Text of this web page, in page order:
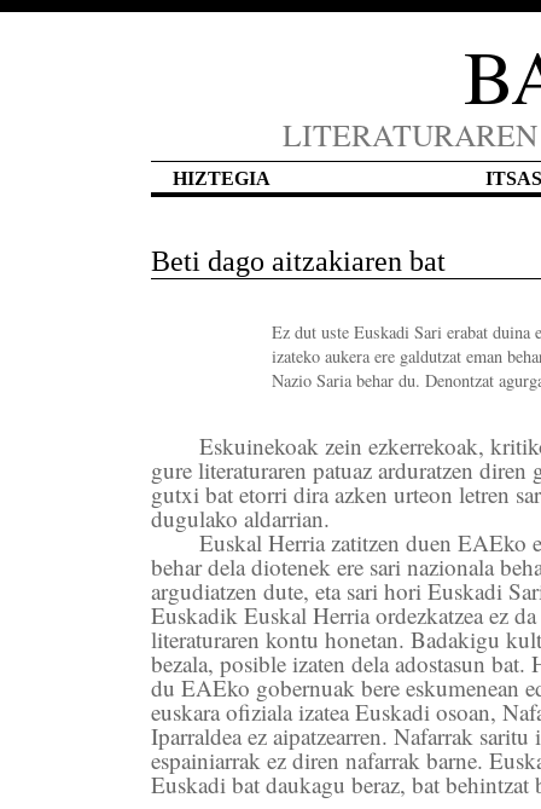
HIZTEGIA
Beti dago aitzakiaren bat
Ez dut uste Euskadi Sari erabat duina
izateko aukera ere galdutzat eman
Nazio Saria behar du. Denontzat
Eskuinekoak zein ezkerrekoak,
gure literaturaren patuaz arduratzen diren
gutxi bat etorri dira azken urteon letren
dugulako aldarrian.
Euskal Herria zatitzen duen EAEko
behar dela diotenek ere sari nazionala
argudiatzen dute, eta sari hori Euskadi
Euskadik Euskal Herria ordezkatzea ez
literaturaren kontu honetan. Badakigu
bezala, posible izaten dela adostasun bat.
du EAEko gobernuak bere eskumenean
euskara ofiziala izatea Euskadi osoan,
Iparraldea ez aipatzearren. Nafarrak saritu
espainiarrak ez diren nafarrak barne.
Euskadi bat daukagu beraz, bat behintzat